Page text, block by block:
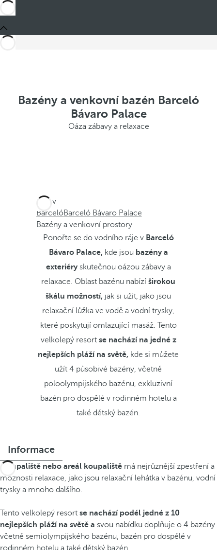
Bazény a venkovní bazén Barceló
Bávaro Palace
Oáza zábavy a relaxace
Jste v
BarcelóBarceló Bávaro Palace
Bazény a venkovní prostory
Ponořte se do vodního ráje vBarceló
Bávaro Palace, kde jsou bazény a
exteriéryskutečnou oázou zábavy a
relaxace. Oblast bazénu nabízíširokou
škálu možností, jak si užít, jako jsou
relaxační lůžka ve vodě a vodní trysky,
které poskytují omlazující masáž. Tento
velkolepý resort se nachází na jedné z
nejlepších pláží na světě, kde si můžete
užít 4 působivé bazény, včetně
poloolympijského bazénu, exkluzivní
bazén pro dospělé v rodinném hotelu a
také dětský bazén.
Informace
Koupaliště nebo areál koupaliště má nejrůznější zpestření a
možnosti relaxace, jako jsou relaxační lehátka v bazénu, vodní
trysky a mnoho dalšího.
Tento velkolepý resort se nachází podél jedné z 10
nejlepších pláží na světě a svou nabídku doplňuje o 4 bazény
včetně semiolympijského bazénu, bazén pro dospělé v
rodinném hotelu a také dětský bazén.